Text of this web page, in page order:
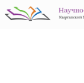
Перейти